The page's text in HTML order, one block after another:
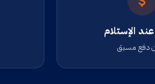
الإستلام
دفع مسبق